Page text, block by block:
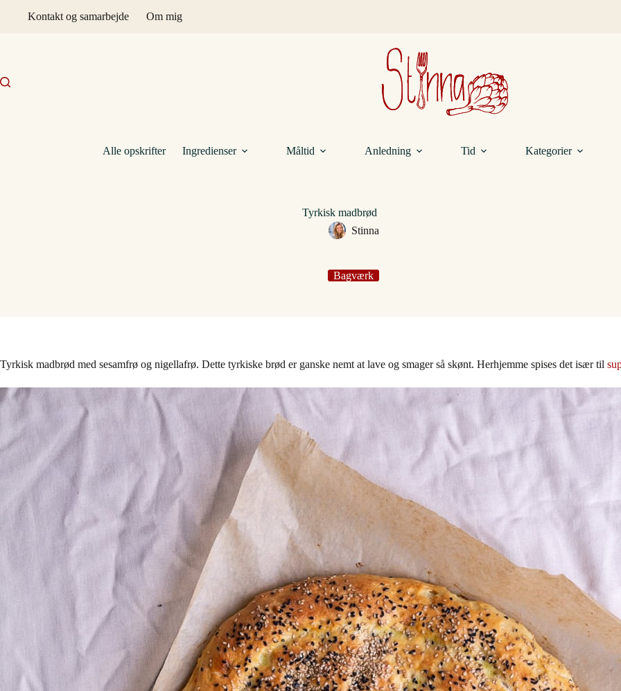
Kontakt og samarbejde Om mig
Alle opskrifter Ingredienser Måltid Anledning Tid Kategorier
Tyrkisk madbrød
Stinna
Bagværk
Tyrkisk madbrød med sesamfrø og nigellafrø. Dette tyrkiske brød er ganske nemt at lave og smager så skønt. Herhjemme spises det især til